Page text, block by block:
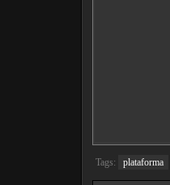
Tags: plataforma